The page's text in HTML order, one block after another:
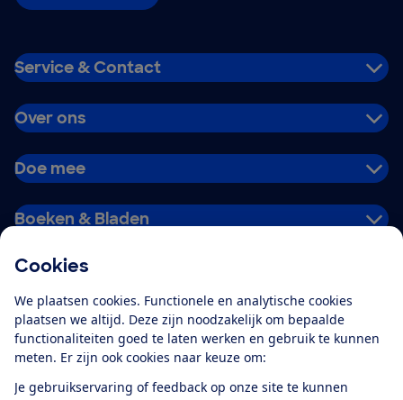
Cookies
We plaatsen cookies. Functionele en analytische cookies
plaatsen we altijd. Deze zijn noodzakelijk om bepaalde
functionaliteiten goed te laten werken en gebruik te kunnen
meten. Er zijn ook cookies naar keuze om:
Je gebruikservaring of feedback op onze site te kunnen
Service & Contact
Over ons
Doe mee
Boeken & Bladen
Alles over de
app